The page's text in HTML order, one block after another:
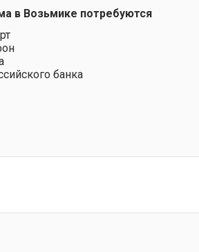
в Возьмике потребуются
банка